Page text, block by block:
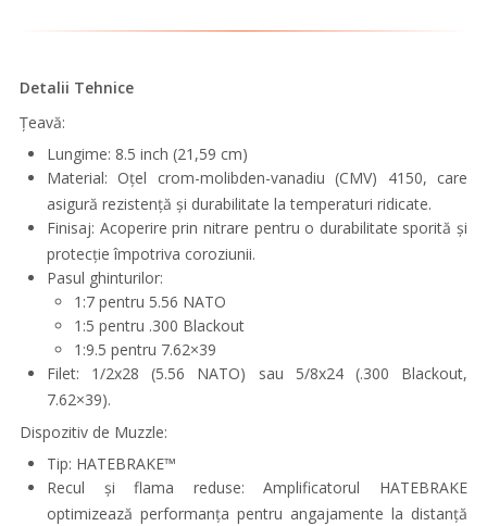
Detalii Tehnice
Țeavă:
Lungime: 8.5 inch (21,59 cm)
Material: Oțel crom-molibden-vanadiu (CMV) 4150, care
asigură rezistență și durabilitate la temperaturi ridicate.
Finisaj: Acoperire prin nitrare pentru o durabilitate sporită și
protecție împotriva coroziunii.
Pasul ghinturilor:
1:7 pentru 5.56 NATO
1:5 pentru .300 Blackout
1:9.5 pentru 7.62×39
Filet: 1/2x28 (5.56 NATO) sau 5/8x24 (.300 Blackout,
7.62×39).
Dispozitiv de Muzzle:
Tip: HATEBRAKE™
Recul și flama reduse: Amplificatorul HATEBRAKE
optimizează performanța pentru angajamente la distanță